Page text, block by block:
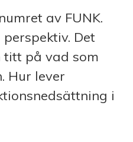
av FUNK.
Det
på vad som
Hur lever
i